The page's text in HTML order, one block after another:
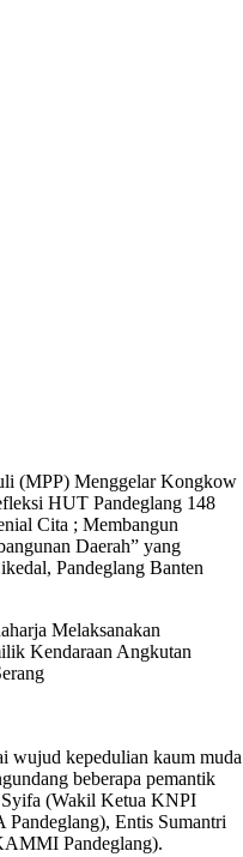
(MPP) Menggelar Kongkow
HUT Pandeglang 148
Cita ; Membangun
Daerah” yang
Pandeglang Banten
Melaksanakan
Kendaraan Angkutan
wujud kepedulian kaum muda
beberapa pemantik
(Wakil Ketua KNPI
Entis Sumantri
Pandeglang).